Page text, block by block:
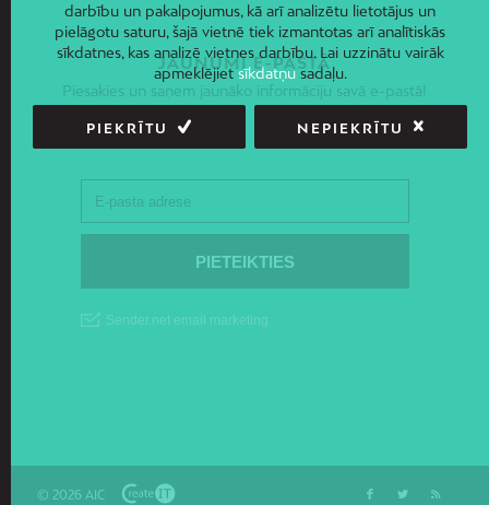
JAUNUMI E-PASTĀ
Piesakies un saņem jaunāko informāciju savā e-pastā!
© 2026 AIC
darbību un pakalpojumus, kā arī analizētu lietotājus un
pielāgotu saturu, šajā vietnē tiek izmantotas arī analītiskās
sīkdatnes, kas analizē vietnes darbību. Lai uzzinātu vairāk
apmeklējietsīkdatņusadaļu.
PIEKRĪTU NEPIEKRĪTU